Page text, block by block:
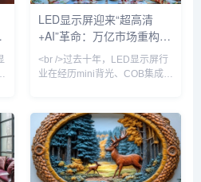
量级提升，尤其是在户外强光环
境下，其20000尼特以上的峰值
亮度让画面依然清晰锐利。业内
LED显示屏迎来“超高清
+AI”革命：万亿市场重构进
行时
<br />过去十年，LED显示屏行
业在经历mini背光、COB集成封
星、索尼与国内京东方、利亚德
相继宣布Micro LED芯片良率突
破99.99%，像素点间距进入
P0.3以下微米级时代。这意味
着，LED显示屏首次能在保持无